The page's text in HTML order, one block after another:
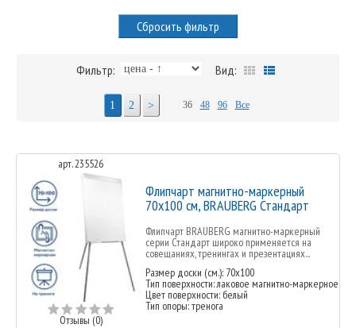
Сбросить фильтр
Фильтр: Вид:
1 2 > 36 48 96 Все
арт. 235526
Отзывы (0)
Флипчарт магнитно-маркерный
70х100 см, BRAUBERG Стандарт
Флипчарт BRAUBERG магнитно-маркерный
серии Стандарт широко применяется на
совещаниях, тренингах и презентациях...
Размер доски (см.): 70х100
Тип поверхности: лаковое магнитно-маркерное
Цвет поверхности: белый
Тип опоры: тренога